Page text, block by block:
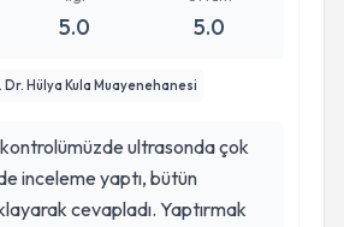
5.0 5.0
Dr. Hülya Kula Muayenehanesi
kontrolümüzde ultrasonda çok
inceleme yaptı, bütün
cevapladı. Yaptırmak